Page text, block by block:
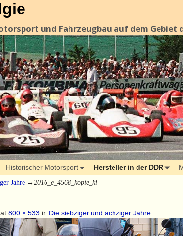
und Fahrzeugbau auf dem Gebiet
Historischer Motorsport Hersteller in der DDR
Jahre → 2016_e_4568_kopie_kl
at 800 × 533 in Die siebziger und achziger Jahre